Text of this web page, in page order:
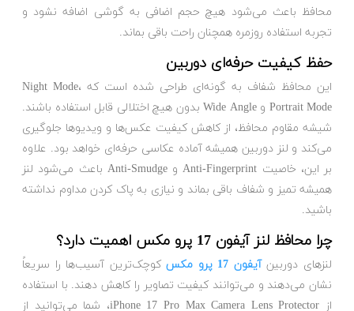
محافظ باعث می‌شود هیچ حجم اضافی به گوشی اضافه نشود و
تجربه استفاده روزمره همچنان راحت باقی بماند.
حفظ کیفیت حرفه‌ای دوربین
این محافظ شفاف به گونه‌ای طراحی شده است که Night Mode،
Portrait Mode و Wide Angle بدون هیچ اختلالی قابل استفاده باشند.
شیشه مقاوم محافظ، از کاهش کیفیت عکس‌ها و ویدیوها جلوگیری
می‌کند و لنز دوربین همیشه آماده عکاسی حرفه‌ای خواهد بود. علاوه
بر این، خاصیت Anti-Fingerprint و Anti-Smudge باعث می‌شود لنز
همیشه تمیز و شفاف باقی بماند و نیازی به پاک کردن مداوم نداشته
باشید.
چرا محافظ لنز آیفون 17 پرو مکس اهمیت دارد؟
لنزهای دوربینآیفون 17 پرو مکس
کوچک‌ترین آسیب‌ها را سریعاً
نشان می‌دهند و می‌توانند کیفیت تصاویر را کاهش دهند. با استفاده
از iPhone 17 Pro Max Camera Lens Protector، شما می‌توانید از